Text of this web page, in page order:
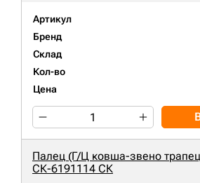
Артикул
Бренд
Склад
Кол-во
Цена
Палец (Г/Ц ковша-звено
СК-6191114 СК